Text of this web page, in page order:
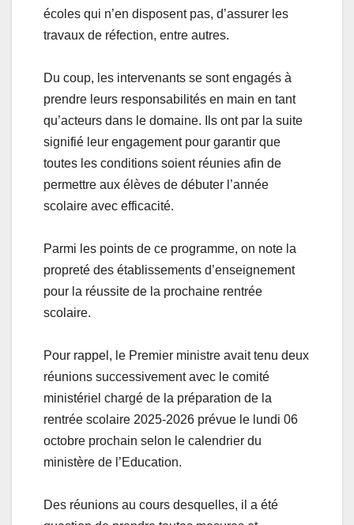
écoles qui n’en disposent pas, d’assurer les
travaux de réfection, entre autres.
Du coup, les intervenants se sont engagés à
prendre leurs responsabilités en main en tant
qu’acteurs dans le domaine. Ils ont par la suite
signifié leur engagement pour garantir que
toutes les conditions soient réunies afin de
permettre aux élèves de débuter l’année
scolaire avec efficacité.
Parmi les points de ce programme, on note la
propreté des établissements d’enseignement
pour la réussite de la prochaine rentrée
scolaire.
Pour rappel, le Premier ministre avait tenu deux
réunions successivement avec le comité
ministériel chargé de la préparation de la
rentrée scolaire 2025-2026 prévue le lundi 06
octobre prochain selon le calendrier du
ministère de l’Education.
Des réunions au cours desquelles, il a été